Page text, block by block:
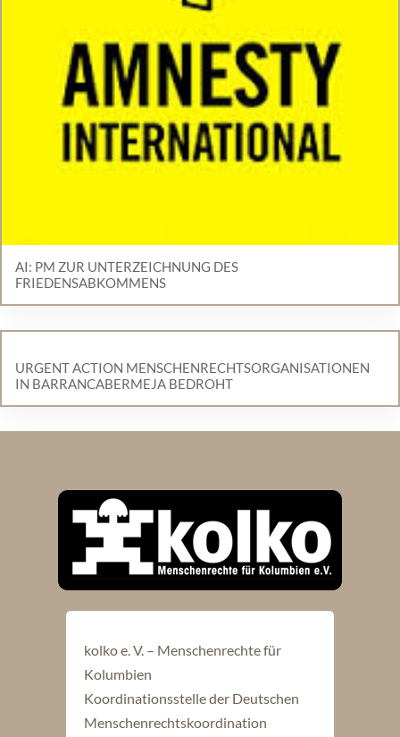
AI: PM ZUR UNTERZEICHNUNG DES
FRIEDENSABKOMMENS
URGENT ACTION MENSCHENRECHTSORGANISATIONEN
IN BARRANCABERMEJA BEDROHT
kolko e. V. – Menschenrechte für
Kolumbien
Koordinationsstelle der Deutschen
Menschenrechtskoordination